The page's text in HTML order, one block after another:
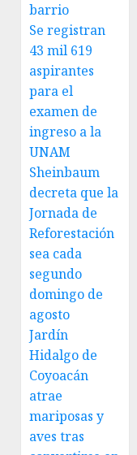
barrio
Se registran
43 mil 619
aspirantes
para el
examen de
ingreso a la
UNAM
Sheinbaum
decreta que la
Jornada de
Reforestación
sea cada
segundo
domingo de
agosto
Jardín
Hidalgo de
Coyoacán
atrae
mariposas y
aves tras